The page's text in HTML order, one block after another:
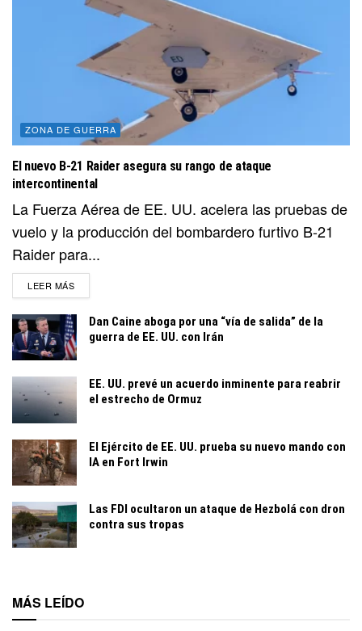
ZONA DE GUERRA
El nuevo B-21 Raider asegura su rango de ataque
intercontinental
La Fuerza Aérea de EE. UU. acelera las pruebas de
vuelo y la producción del bombardero furtivo B-21
Raider para...
LEER MÁSDETAILS
Dan Caine aboga por una “vía de salida” de la
guerra de EE. UU. con Irán
EE. UU. prevé un acuerdo inminente para reabrir
el estrecho de Ormuz
El Ejército de EE. UU. prueba su nuevo mando con
IA en Fort Irwin
Las FDI ocultaron un ataque de Hezbolá con dron
contra sus tropas
MÁS LEÍDO